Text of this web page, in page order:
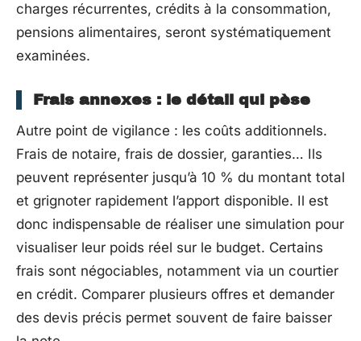
charges récurrentes, crédits à la consommation,
pensions alimentaires, seront systématiquement
examinées.
Frais annexes : le détail qui pèse
Autre point de vigilance : les coûts additionnels.
Frais de notaire, frais de dossier, garanties… Ils
peuvent représenter jusqu’à 10 % du montant total
et grignoter rapidement l’apport disponible. Il est
donc indispensable de réaliser une simulation pour
visualiser leur poids réel sur le budget. Certains
frais sont négociables, notamment via un courtier
en crédit. Comparer plusieurs offres et demander
des devis précis permet souvent de faire baisser